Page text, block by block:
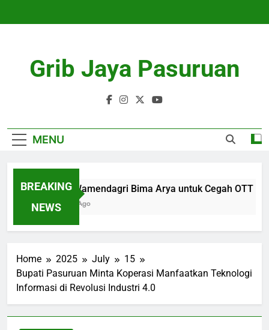
Grib Jaya Pasuruan
MENU
BREAKING
NEWS
Solusi Wamendagri Bima Arya untuk Cegah OTT
4 Months Ago
Home 2025 July
15
Bupati Pasuruan Minta Koperasi Manfaatkan Teknologi
Informasi di Revolusi Industri 4.0